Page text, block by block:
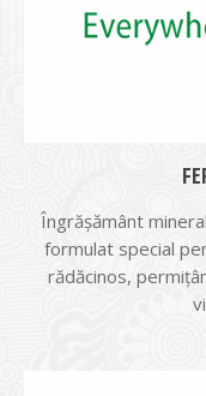
Îngrășământ
formulat special
rădăcinos,